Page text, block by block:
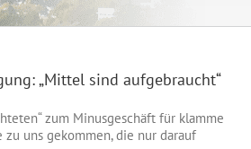
„Mittel sind aufgebraucht“
zum Minusgeschäft für klamme
uns gekommen, die nur darauf